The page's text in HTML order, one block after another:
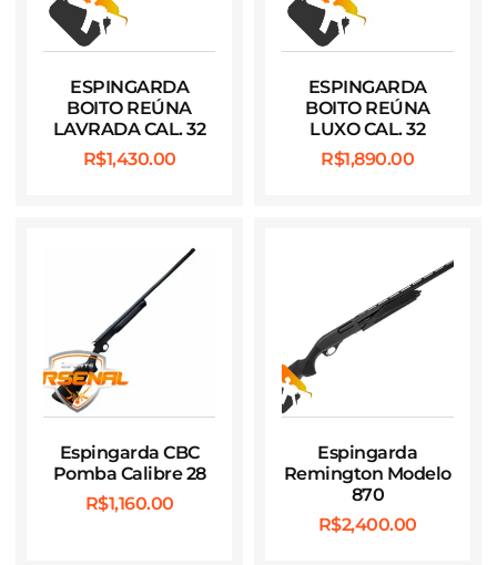
ESPINGARDA
BOITO REÚNA
LAVRADA CAL. 32
R$1,430.00
ESPINGARDA
BOITO REÚNA
LUXO CAL. 32
R$1,890.00
Espingarda CBC
Pomba Calibre 28
R$1,160.00
Espingarda
Remington Modelo
870
R$2,400.00